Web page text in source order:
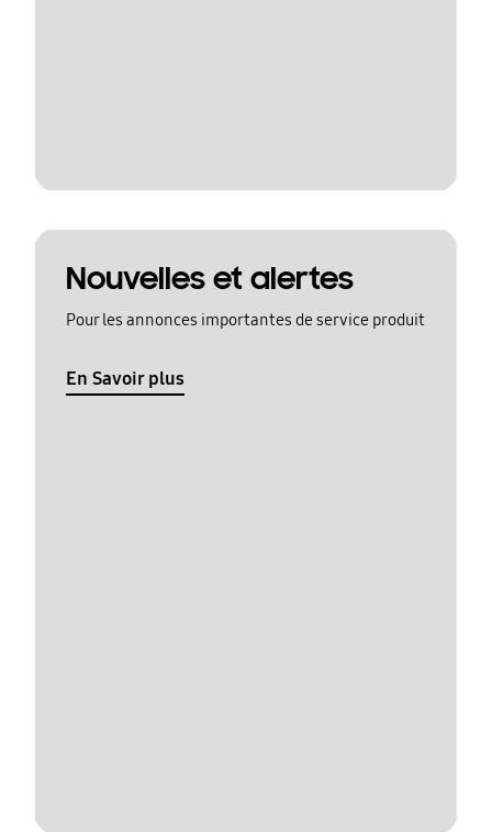
Nouvelles et alertes
Pour les annonces importantes de service produit
En Savoir plus